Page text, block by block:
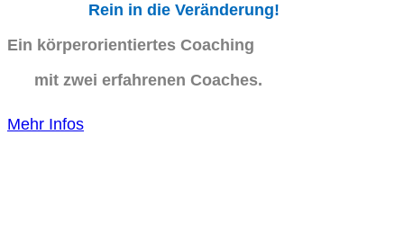
Rein in die Veränderung!
Ein körperorientiertes Coaching
mit zwei erfahrenen Coaches.
Mehr Infos